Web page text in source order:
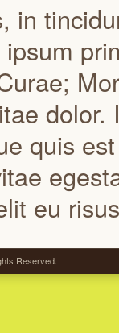
in
quis
eu
Reserved.